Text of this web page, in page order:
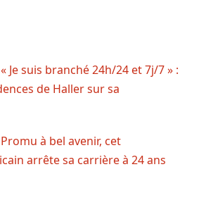
« Je suis branché 24h/24 et 7j/7 » :
de Haller sur sa
Promu à bel avenir, cet
arrête sa carrière à 24 ans